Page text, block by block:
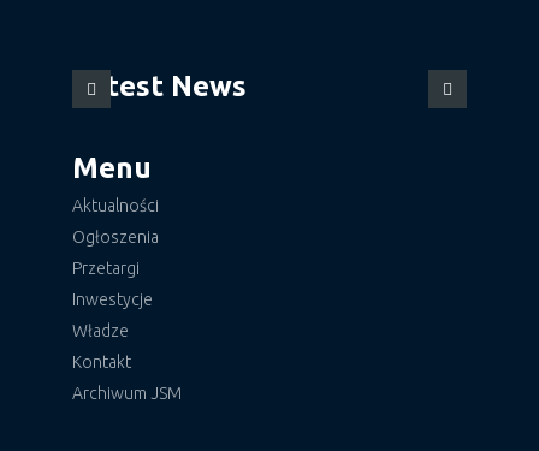
Latest News
Menu
Aktualności
Ogłoszenia
Przetargi
Inwestycje
Władze
Kontakt
Archiwum JSM